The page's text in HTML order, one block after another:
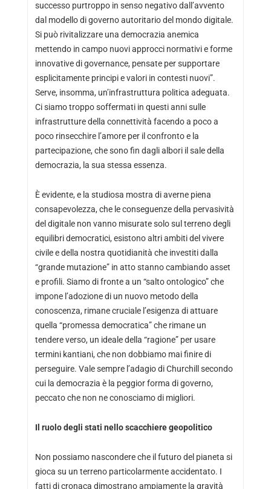
successo purtroppo in senso negativo dall’avvento
dal modello di governo autoritario del mondo digitale.
Si può rivitalizzare una democrazia anemica
mettendo in campo nuovi approcci normativi e forme
innovative di governance, pensate per supportare
esplicitamente principi e valori in contesti nuovi”.
Serve, insomma, un’infrastruttura politica adeguata.
Ci siamo troppo soffermati in questi anni sulle
infrastrutture della connettività facendo a poco a
poco rinsecchire l’amore per il confronto e la
partecipazione, che sono fin dagli albori il sale della
democrazia, la sua stessa essenza.
È evidente, e la studiosa mostra di averne piena
consapevolezza, che le conseguenze della pervasività
del digitale non vanno misurate solo sul terreno degli
equilibri democratici, esistono altri ambiti del vivere
civile e della nostra quotidianità che investiti dalla
“grande mutazione” in atto stanno cambiando asset
e profili. Siamo di fronte a un “salto ontologico” che
impone l’adozione di un nuovo metodo della
conoscenza, rimane cruciale l’esigenza di attuare
quella “promessa democratica” che rimane un
tendere verso, un ideale della “ragione” per usare
termini kantiani, che non dobbiamo mai finire di
perseguire. Vale sempre l’adagio di Churchill secondo
cui la democrazia è la peggior forma di governo,
peccato che non ne conosciamo di migliori.
Il ruolo degli stati nello scacchiere geopolitico
Non possiamo nascondere che il futuro del pianeta si
gioca su un terreno particolarmente accidentato. I
fatti di cronaca dimostrano ampiamente la gravità